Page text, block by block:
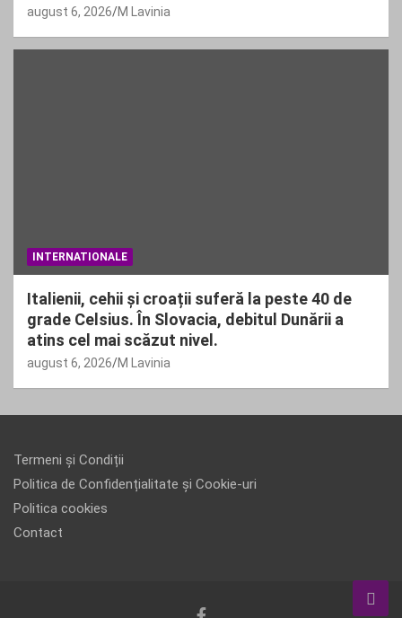
august 6, 2026 M Lavinia
INTERNATIONALE
Italienii, cehii și croații suferă la peste 40 de
grade Celsius. În Slovacia, debitul Dunării a
atins cel mai scăzut nivel.
august 6, 2026 M Lavinia
Termeni și Condiții
Politica de Confidențialitate și Cookie-uri
Politica cookies
Contact